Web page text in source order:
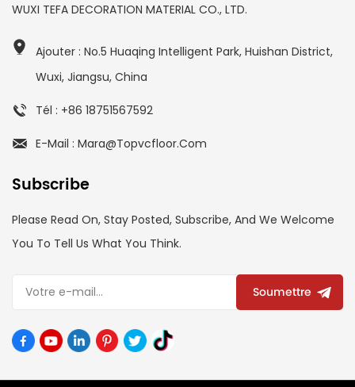
WUXI TEFA DECORATION MATERIAL CO., LTD.
Ajouter : No.5 Huaqing Intelligent Park, Huishan District,
Wuxi, Jiangsu, China
Tél : +86 18751567592
E-Mail : Mara@topvcfloor.com
Subscribe
Please Read On, Stay Posted, Subscribe, And We Welcome
You To Tell Us What You Think.
Soumettre